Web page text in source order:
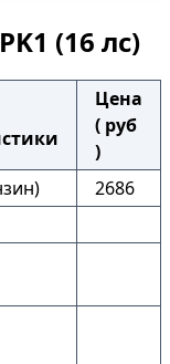
(16 лс)
Цена
( руб
)
2686